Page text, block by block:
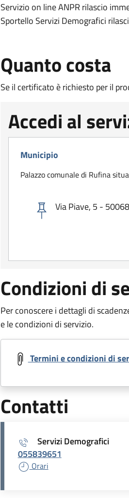
Servizio on line ANPR rilascio
Sportello Servizi Demografici
Quanto costa
Se il certificato è richiesto per il
Accedi al
Municipio
Palazzo comunale di Rufina
Via Piave, 5 -
Condizioni di
Per conoscere i dettagli di
e le condizioni di servizio.
Document
Termini e condizioni di
Contatti
Servizi Demografici
055839651
Orari